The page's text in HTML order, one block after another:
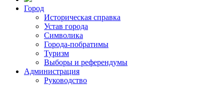
Город
Историческая справка
Устав города
Символика
Города-побратимы
Туризм
Выборы и референдумы
Администрация
Руководство